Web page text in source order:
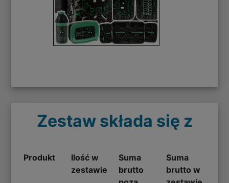
Zestaw składa się z
Produkt
Ilość w
zestawie
Suma
brutto
Suma
brutto w